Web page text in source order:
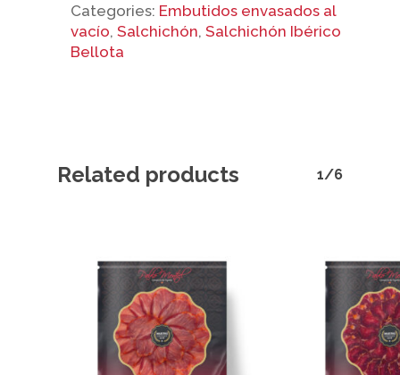
Categories: Embutidos envasados al
vacío, Salchichón, Salchichón Ibérico
Bellota
Related products 1/6